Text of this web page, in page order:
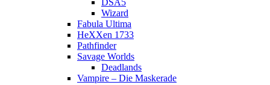
DSA5
Wizard
Fabula Ultima
HeXXen 1733
Pathfinder
Savage Worlds
Deadlands
Vampire – Die Maskerade